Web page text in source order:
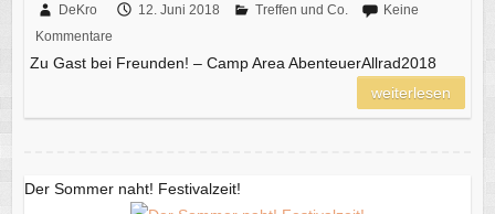
DeKro 12. Juni 2018 Treffen und Co.
Keine
Kommentare
Zu Gast bei Freunden! – Camp Area AbenteuerAllrad2018
weiterlesen
Der Sommer naht! Festivalzeit!